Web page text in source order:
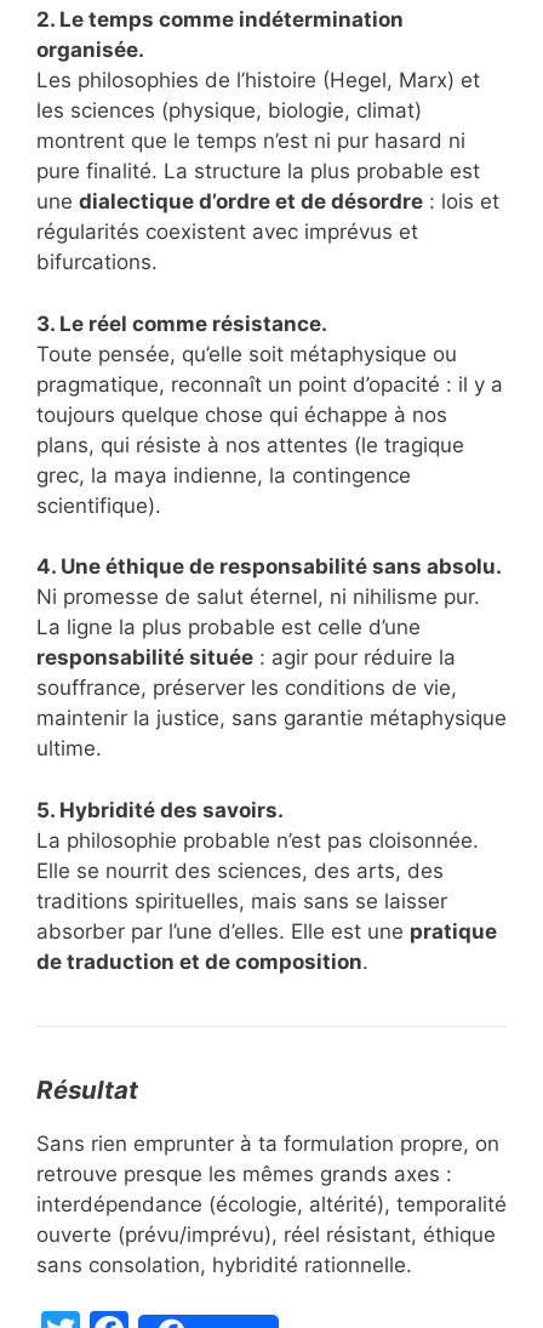
2. Le temps comme indétermination
organisée.
Les philosophies de l’histoire (Hegel, Marx) et
les sciences (physique, biologie, climat)
montrent que le temps n’est ni pur hasard ni
pure finalité. La structure la plus probable est
une dialectique d’ordre et de désordre : lois et
régularités coexistent avec imprévus et
bifurcations.
3. Le réel comme résistance.
Toute pensée, qu’elle soit métaphysique ou
pragmatique, reconnaît un point d’opacité : il y a
toujours quelque chose qui échappe à nos
plans, qui résiste à nos attentes (le tragique
grec, la maya indienne, la contingence
scientifique).
4. Une éthique de responsabilité sans absolu.
Ni promesse de salut éternel, ni nihilisme pur.
La ligne la plus probable est celle d’une
responsabilité située : agir pour réduire la
souffrance, préserver les conditions de vie,
maintenir la justice, sans garantie métaphysique
ultime.
5. Hybridité des savoirs.
La philosophie probable n’est pas cloisonnée.
Elle se nourrit des sciences, des arts, des
traditions spirituelles, mais sans se laisser
absorber par l’une d’elles. Elle est une pratique
de traduction et de composition.
Résultat
Sans rien emprunter à ta formulation propre, on
retrouve presque les mêmes grands axes :
interdépendance (écologie, altérité), temporalité
ouverte (prévu/imprévu), réel résistant, éthique
sans consolation, hybridité rationnelle.